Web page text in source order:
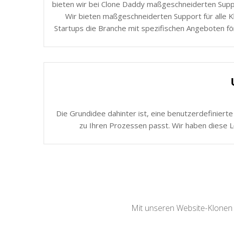
bieten wir bei Clone Daddy maßgeschneiderten
Wir bieten maßgeschneiderten Support für alle
Startups die Branche mit spezifischen Angeboten
Die Grundidee dahinter ist, eine
zu Ihren Prozessen passt. Wir haben diese
Mit unseren Website-